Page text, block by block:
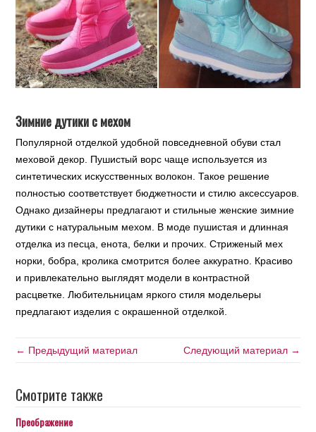
Зимние дутики с мехом
Популярной отделкой удобной повседневной обуви стал
меховой декор. Пушистый ворс чаще используется из
синтетических искусственных волокон. Такое решение
полностью соответствует бюджетности и стилю аксессуаров.
Однако дизайнеры предлагают и стильные женские зимние
дутики с натуральным мехом. В моде пушистая и длинная
отделка из песца, енота, белки и прочих. Стриженый мех
норки, бобра, кролика смотрится более аккуратно. Красиво
и привлекательно выглядят модели в контрастной
расцветке. Любительницам яркого стиля модельеры
предлагают изделия с окрашенной отделкой.
← Предыдущий материал Следующий материал →
Смотрите также
Преображение